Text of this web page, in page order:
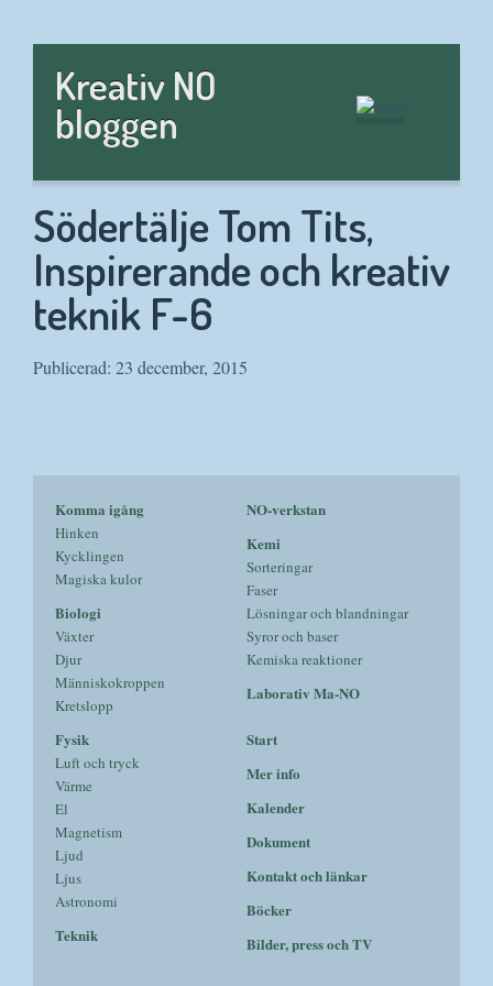
Kreativ NO
bloggen
Södertälje Tom Tits,
Inspirerande och kreativ
teknik F-6
Publicerad: 23 december, 2015
Komma igång
Hinken
Kycklingen
Magiska kulor
Biologi
Växter
Djur
Människokroppen
Kretslopp
NO-verkstan
Kemi
Sorteringar
Faser
Lösningar och blandningar
Syror och baser
Kemiska reaktioner
Laborativ Ma-NO
Fysik
Luft och tryck
Värme
El
Magnetism
Ljud
Ljus
Astronomi
Teknik
Start
Mer info
Kalender
Dokument
Kontakt och länkar
Böcker
Bilder, press och TV